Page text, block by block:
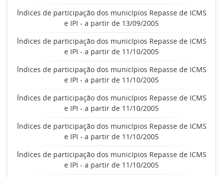
Índices de participação dos municípios Repasse de ICMS
e IPI - a partir de 13/09/2005
Índices de participação dos municípios Repasse de ICMS
e IPI - a partir de 11/10/2005
Índices de participação dos municípios Repasse de ICMS
e IPI - a partir de 11/10/2005
Índices de participação dos municípios Repasse de ICMS
e IPI - a partir de 11/10/2005
Índices de participação dos municípios Repasse de ICMS
e IPI - a partir de 11/10/2005
Índices de participação dos municípios Repasse de ICMS
e IPI - a partir de 11/10/2005